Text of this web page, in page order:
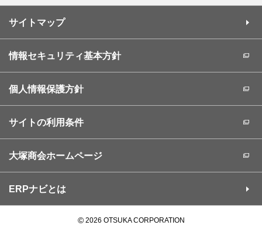
サイトマップ
情報セキュリティ基本方針
個人情報保護方針
サイトの利用条件
大塚商会ホームページ
ERPナビとは
©2026 OTSUKA CORPORATION